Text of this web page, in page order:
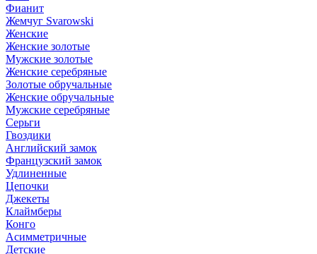
Фианит
Жемчуг Svarowski
Женские
Женские золотые
Мужские золотые
Женские серебряные
Золотые обручальные
Женские обручальные
Мужские серебряные
Серьги
Гвоздики
Английский замок
Французский замок
Удлиненные
Цепочки
Джекеты
Клаймберы
Конго
Асимметричные
Детские